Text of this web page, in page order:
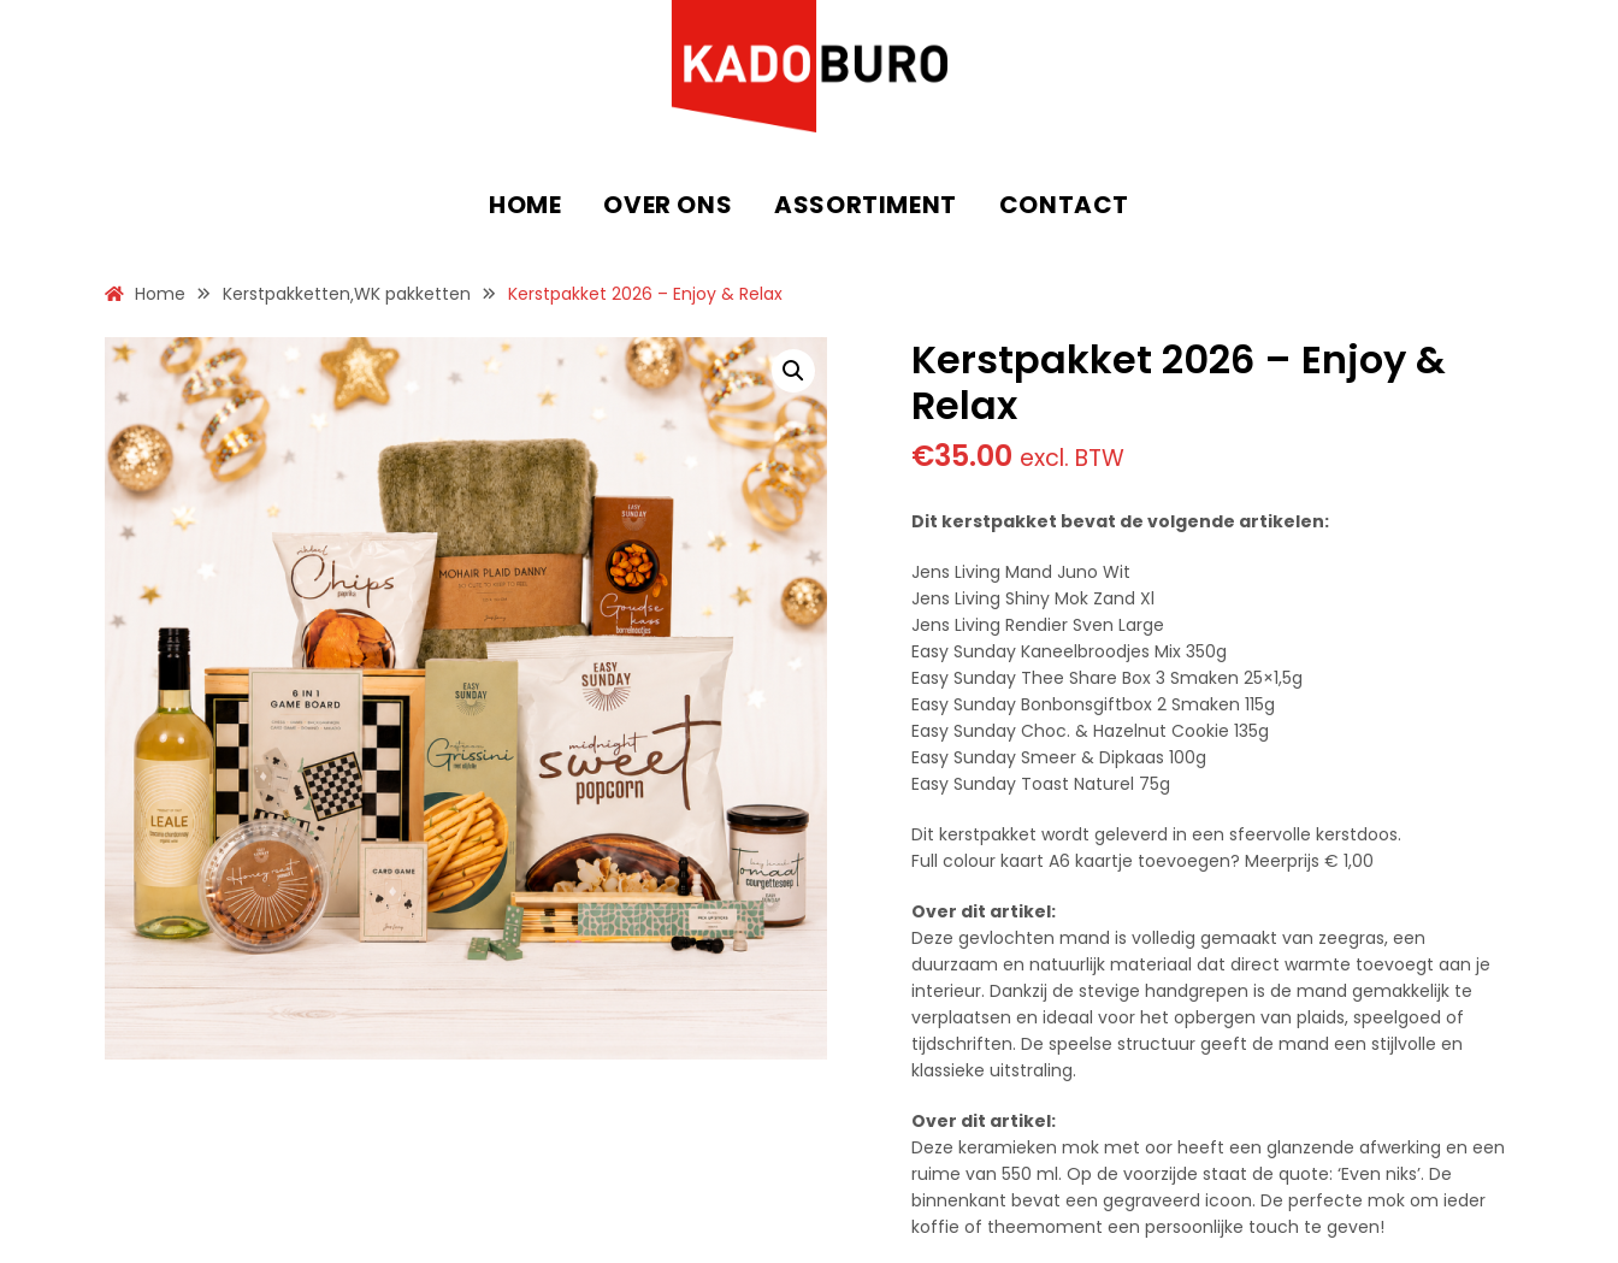
HOME OVER ONS ASSORTIMENT CONTACT
Home Kerstpakketten,WK pakketten Kerstpakket 2026 – Enjoy & Relax
Kerstpakket 2026 – Enjoy &
Relax
€35.00 excl. BTW
Dit kerstpakket bevat de volgende artikelen:
Jens Living Mand Juno Wit
Jens Living Shiny Mok Zand Xl
Jens Living Rendier Sven Large
Easy Sunday Kaneelbroodjes Mix 350g
Easy Sunday Thee Share Box 3 Smaken 25×1,5g
Easy Sunday Bonbonsgiftbox 2 Smaken 115g
Easy Sunday Choc. & Hazelnut Cookie 135g
Easy Sunday Smeer & Dipkaas 100g
Easy Sunday Toast Naturel 75g
Dit kerstpakket wordt geleverd in een sfeervolle kerstdoos.
Full colour kaart A6 kaartje toevoegen? Meerprijs € 1,00
Over dit artikel:
Deze gevlochten mand is volledig gemaakt van zeegras, een
duurzaam en natuurlijk materiaal dat direct warmte toevoegt aan je
interieur. Dankzij de stevige handgrepen is de mand gemakkelijk te
verplaatsen en ideaal voor het opbergen van plaids, speelgoed of
tijdschriften. De speelse structuur geeft de mand een stijlvolle en
klassieke uitstraling.
Over dit artikel:
Deze keramieken mok met oor heeft een glanzende afwerking en een
ruime van 550 ml. Op de voorzijde staat de quote: ‘Even niks’. De
binnenkant bevat een gegraveerd icoon. De perfecte mok om ieder
koffie of theemoment een persoonlijke touch te geven!